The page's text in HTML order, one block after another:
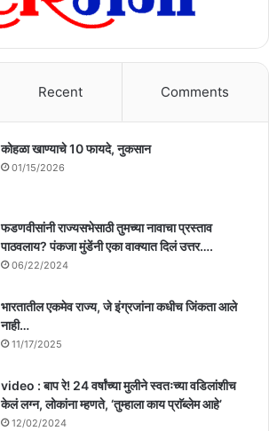
Recent Comments
कोहळा खाण्याचे 10 फायदे, नुकसान
01/15/2026
फडणवीसांनी राज्यसभेसाठी तुमच्या नावाचा प्रस्ताव
पाठवलाय? पंकजा मुंडेंनी एका वाक्यात दिलं उत्तर….
06/22/2024
भारतातील एकमेव राज्य, जे इंग्रजांना कधीच जिंकता आले
नाही…
11/17/2025
video : बाप रे! 24 वर्षांच्या मुलीने स्वतःच्या वडिलांशीच
केलं लग्न, लोकांना म्हणते, ‘तुम्हाला काय प्राॅब्लेम आहे’
12/02/2024